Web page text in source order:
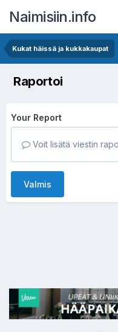
Naimisiin.info
Kukat häissä ja kukkakaupat
Raportoi
Your Report
Voit lisätä viestin
Valmis